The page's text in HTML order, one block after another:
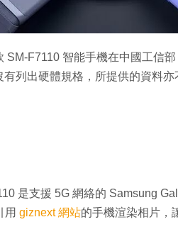
SM-F7110 智能手機在中國工信
列出硬體規格，所提供的資料
是支援 5G 網絡的 Samsung
用 giznext 網站的手機渲染相片，